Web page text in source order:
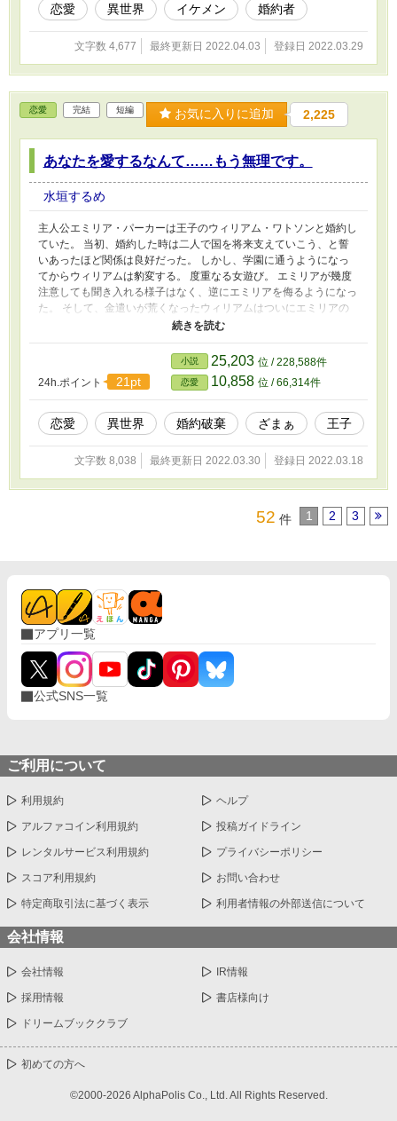
恋愛 異世界 イケメン 婚約者
文字数 4,677 最終更新日 2022.04.03 登録日 2022.03.29
恋愛 完結 短編 お気に入りに追加 2,225
あなたを愛するなんて……もう無理です。
水垣するめ
主人公エミリア・パーカーは王子のウィリアム・ワトソンと婚約し
ていた。 当初、婚約した時は二人で国を将来支えていこう、と誓
いあったほど関係は良好だった。 しかし、学園に通うようになっ
てからウィリアムは豹変する。 度重なる女遊び。 エミリアが幾度
注意しても聞き入れる様子はなく、逆にエミリアを侮るようになっ
た。 そして、金遣いが荒くなったウィリアムはついにエミリアの
私物に手を付けるようになった。 勝手に鞄の中を漁っては金品を
リアの大切なものを盗み出した。 エミリアがウィリアムを激しく
非難すると、ウィリアムは逆ギレをしてエミリアに暴力を振るっ
た。 エミリアはついにウィリアムに愛想を尽かし、婚約の解消を
国王へ申し出る。 するとウィリアムを取り巻く状況はどんどんと
変わっていき……？
24h.ポイント 21pt
小説 25,203 位 / 228,588件
恋愛 10,858 位 / 66,314件
恋愛 異世界 婚約破棄 ざまぁ 王子
文字数 8,038 最終更新日 2022.03.30 登録日 2022.03.18
52 件 1 2 3
アプリ一覧
公式SNS一覧
ご利用について
利用規約 ヘルプ
アルファコイン利用規約 投稿ガイドライン
レンタルサービス利用規約 プライバシーポリシー
スコア利用規約 お問い合わせ
特定商取引法に基づく表示 利用者情報の外部送信について
会社情報
会社情報 IR情報
採用情報 書店様向け
ドリームブッククラブ
初めての方へ
©2000-2026 AlphaPolis Co., Ltd. All Rights Reserved.